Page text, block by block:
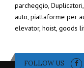
parcheggio,
auto, piattaforme per
elevator, hoist, goods
FOLLOW US